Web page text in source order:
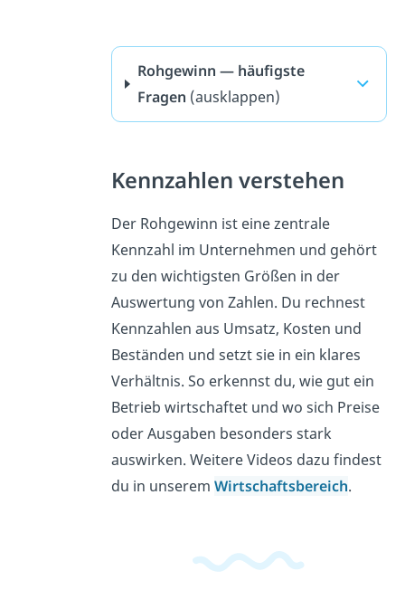
Rohgewinn — häufigste
Fragen (ausklappen)
Kennzahlen verstehen
Der Rohgewinn ist eine zentrale
Kennzahl im Unternehmen und gehört
zu den wichtigsten Größen in der
Auswertung von Zahlen. Du rechnest
Kennzahlen aus Umsatz, Kosten und
Beständen und setzt sie in ein klares
Verhältnis. So erkennst du, wie gut ein
Betrieb wirtschaftet und wo sich Preise
oder Ausgaben besonders stark
auswirken. Weitere Videos dazu findest
du in unserem Wirtschaftsbereich.